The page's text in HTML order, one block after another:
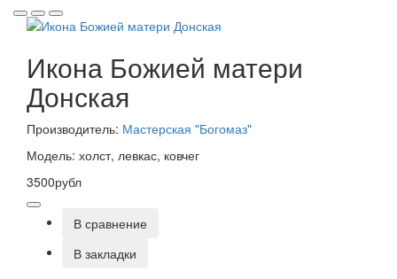
Икона Божией матери
Донская
Производитель: Мастерская "Богомаз"
Модель: холст, левкас, ковчег
3500рубл
В сравнение
В закладки